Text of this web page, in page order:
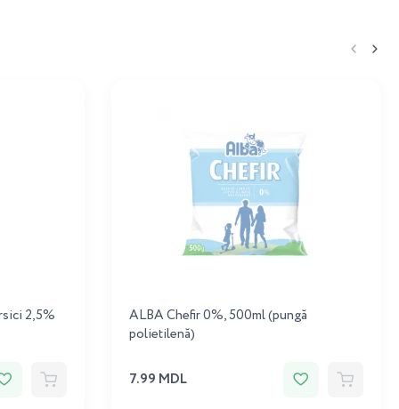
2,5%
ALBA Chefir 0%, 500ml (pungă
polietilenă)
7.99 MDL